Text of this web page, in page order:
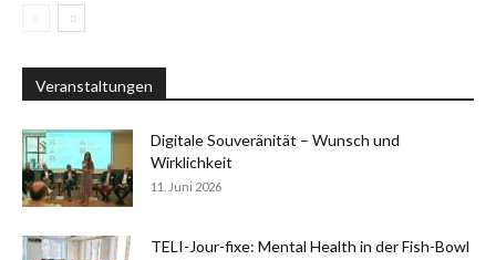
Veranstaltungen
Digitale Souveränität – Wunsch und
Wirklichkeit
11. Juni 2026
TELI-Jour-fixe: Mental Health in der Fish-Bowl